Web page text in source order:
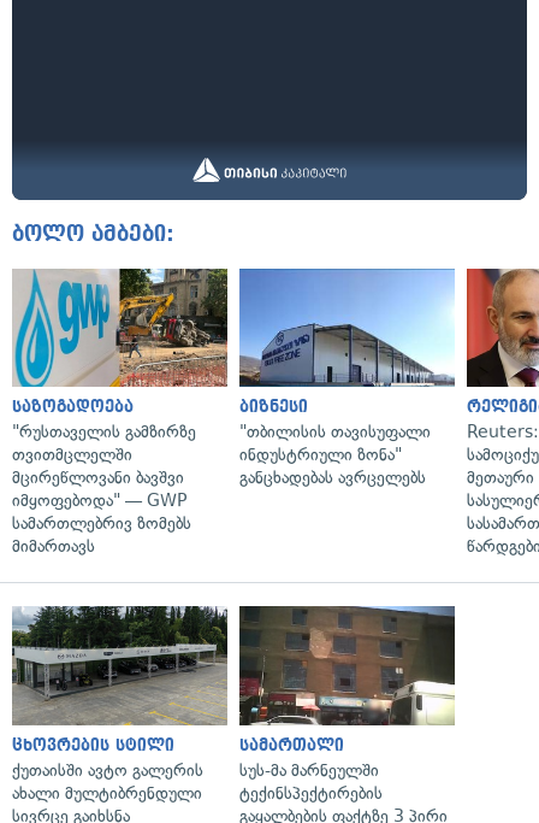
ბოლო ამბები:
საზოგადოება
"რუსთაველის გამზირზე
თვითმცლელში
მცირეწლოვანი ბავშვი
იმყოფებოდა" — GWP
სამართლებრივ ზომებს
მიმართავს
ბიზნესი
"თბილისის თავისუფალი
ინდუსტრიული ზონა"
განცხადებას ავრცელებს
მეთაური
ცხოვრების სტილი
ქუთაისში ავტო გალერის
ახალი მულტიბრენდული
სივრცე გაიხსნა
სამართალი
სუს-მა მარნეულში
ტექინსპექტირების
გაყალბების ფაქტზე 3 პირი